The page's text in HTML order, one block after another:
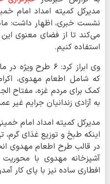
مدیرکل کمیته امداد امام
نشست خبری، اظهار داشت:
می‌کند تا از فضای معنوی
استفاده کنیم.
وی ابراز کرد: ۶
که شامل اطعام مهدوی،
کمک برای مردم غزه، مفتاح
به آزادی زندانیان جرایم غیر
مدیرکل کمیته امداد امام
اینکه طبخ و توزیع غذای
افطاری ساده نیز با پای کار